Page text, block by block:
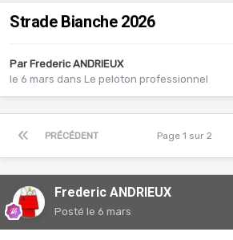
Strade Bianche 2026
Par Frederic ANDRIEUX
le 6 mars dans Le peloton professionnel
PRÉCÉDENT Page 1 sur 2
Frederic ANDRIEUX
Posté le 6 mars